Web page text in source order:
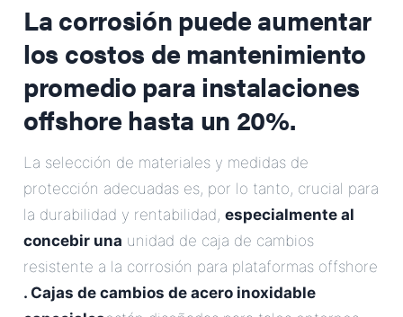
La corrosión puede aumentar
los costos de mantenimiento
promedio para instalaciones
offshore hasta un 20%.
La selección de materiales y medidas de
protección adecuadas es, por lo tanto, crucial para
la durabilidad y rentabilidad, especialmente al
concebir una unidad de caja de cambios
resistente a la corrosión para plataformas offshore
. Cajas de cambios de acero inoxidable